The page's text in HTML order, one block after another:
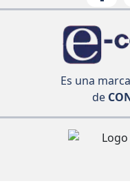
Es una
de